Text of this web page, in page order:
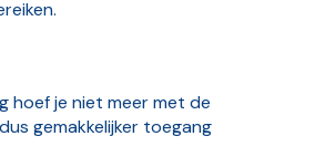
hoef je niet meer met de
gemakkelijker toegang